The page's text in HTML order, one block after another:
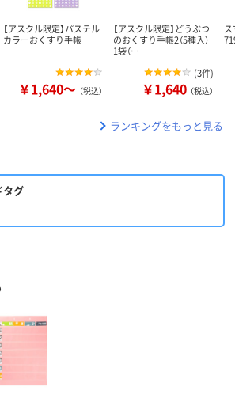
【アスクル限定】パステル
カラーおくすり手帳
￥1,640～ （税込）
【アスクル限定】どうぶつ
のおくすり手帳2（5種入）
1袋（…
(3件)
￥1,640 （税込）
ランキングをもっと見る
タグ